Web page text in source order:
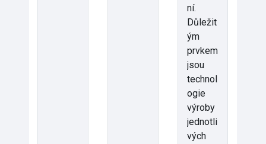
ní.
Důležit
ým
prvkem
jsou
technol
ogie
výroby
jednotli
vých